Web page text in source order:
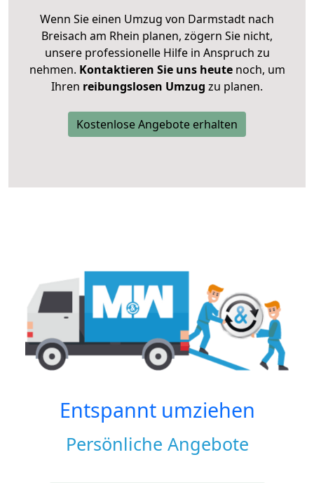
Wenn Sie einen Umzug von Darmstadt nach
Breisach am Rhein planen, zögern Sie nicht,
unsere professionelle Hilfe in Anspruch zu
nehmen. Kontaktieren Sie uns heutenoch, um
Ihren reibungslosen Umzug zu planen.
Kostenlose Angebote erhalten
Entspannt umziehen
Persönliche Angebote